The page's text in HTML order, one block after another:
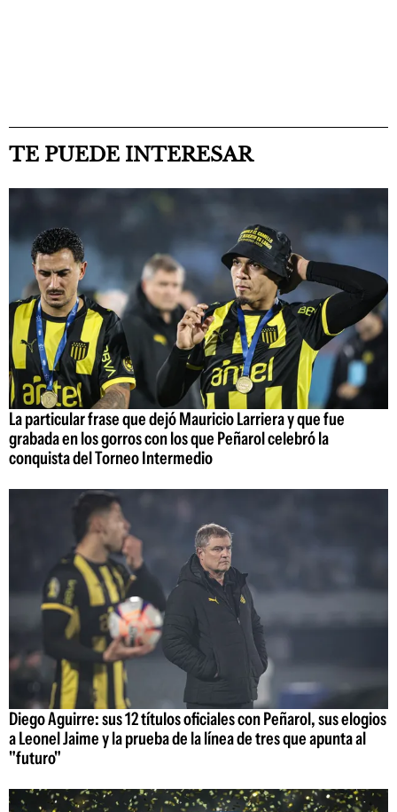
TE PUEDE INTERESAR
La particular frase que dejó Mauricio Larriera y que fue
grabada en los gorros con los que Peñarol celebró la
conquista del Torneo Intermedio
Diego Aguirre: sus 12 títulos oficiales con Peñarol, sus elogios
a Leonel Jaime y la prueba de la línea de tres que apunta al
"futuro"